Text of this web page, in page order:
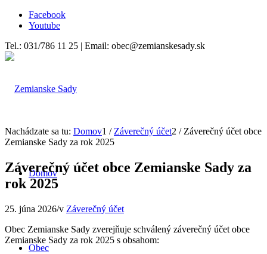
Facebook
Youtube
Tel.: 031/786 11 25 | Email: obec@zemianskesady.sk
Domov
Obec
Nachádzate sa tu: Domov1 / Záverečný účet2 / Záverečný účet obce
Zemianske Sady za rok 2025
Záverečný účet obce Zemianske Sady za
rok 2025
25. júna 2026/v Záverečný účet
Obec Zemianske Sady zverejňuje schválený záverečný účet obce
Zemianske Sady za rok 2025 s obsahom: